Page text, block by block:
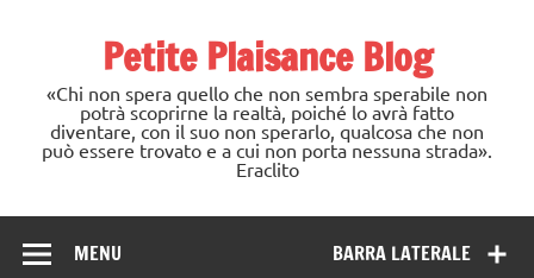
Petite Plaisance Blog
«Chi non spera quello che non sembra sperabile non
potrà scoprirne la realtà, poiché lo avrà fatto
diventare, con il suo non sperarlo, qualcosa che non
può essere trovato e a cui non porta nessuna strada».
Eraclito
BARRA LATERALE
MENU